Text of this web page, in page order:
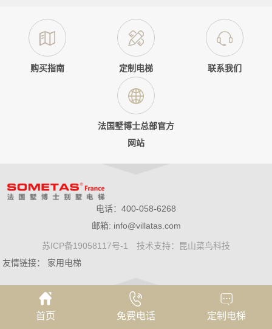
购买指南 定制电梯 联系我们
法国墅博士总部官方
网站
电话：400-058-6268
邮箱: info@villatas.com
苏ICP备19058117号-1
技术支持：昆山菜鸟科技
友情链接： 家用电梯
首页 免费电话 定制电梯